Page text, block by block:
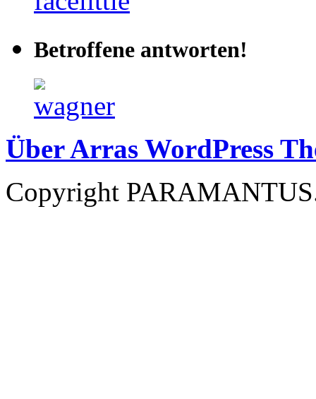
Betroffene antworten!
Über Arras WordPress
Copyright